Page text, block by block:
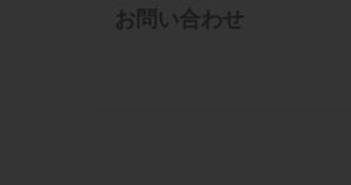
お問い合わせ